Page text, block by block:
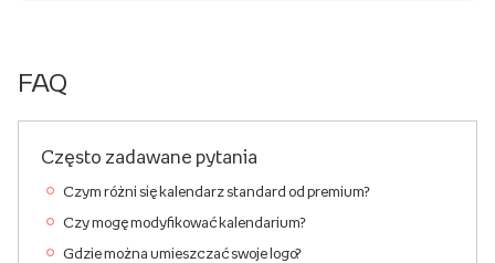
FAQ
Często zadawane pytania
Czym różni się kalendarz standard od premium?
Czy mogę modyfikować kalendarium?
Gdzie można umieszczać swoje logo?